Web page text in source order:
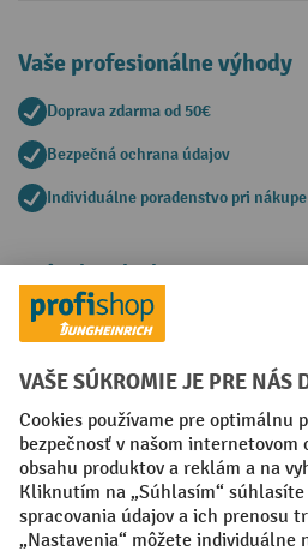
Vaše profesionálne výhody
Doprava zdarma od 50€
Bezpečná ochrana údajov
Individuálne poradenstvo pri nákupe
Spôsoby platby
Creditcard (Master)Creditcard (Visa)
Faktúra Predplatba
Sociálne siete
Facebook
YouTube
LinkedIn